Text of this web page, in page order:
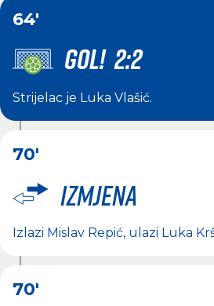
64'
GOL! 2:2
Strijelac je Luka Vlašić.
70'
Izmjena
Izlazi Mislav Repić, ulazi Luka
70'